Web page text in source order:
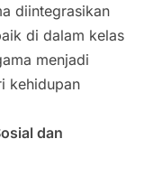
diintegrasikan
di dalam kelas
menjadi
kehidupan
dan